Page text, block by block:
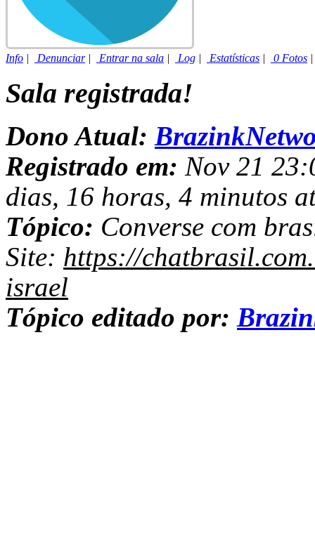
Info | Denunciar| Entrar na sala | Log | Estatísticas | 0 Fotos
Sala registrada!
Dono Atual:
Registrado em: Nov 21
dias, 16 horas, 4 minutos
Tópico: Converse com
Site: https://
israel
Tópico editado por: